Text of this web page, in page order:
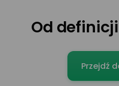
Od
Przejdź